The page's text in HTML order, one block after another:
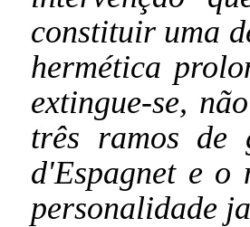
constituir uma
hermética
extingue-se,
três ramos de
d'Espagnet e o
personalidade